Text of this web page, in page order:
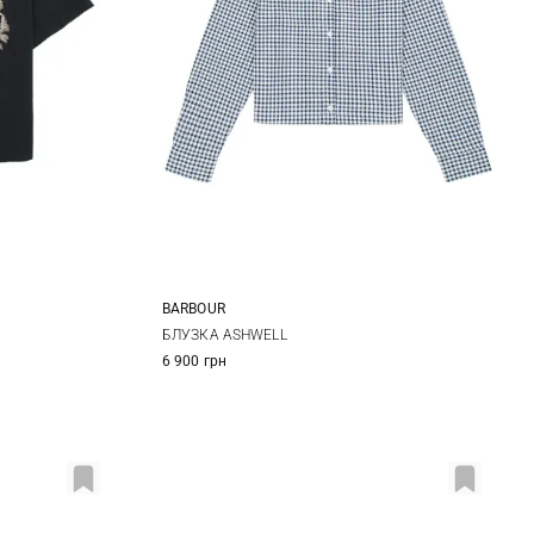
8 10
BARBOUR
БЛУЗКА ASHWELL
6 900 грн